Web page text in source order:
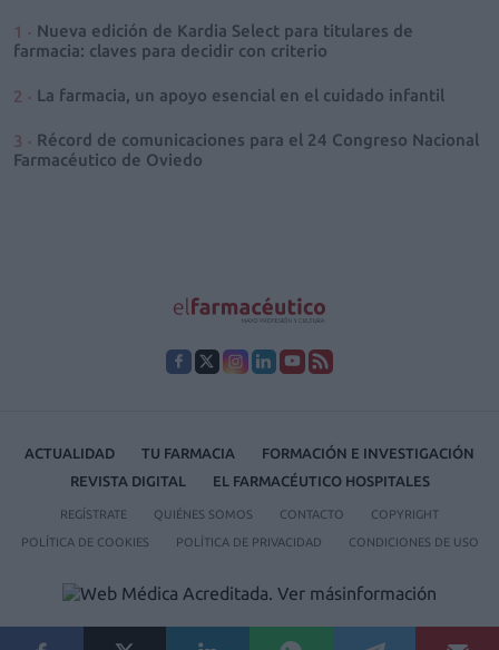
Nueva edición de Kardia Select para titulares de
farmacia: claves para decidir con criterio
La farmacia, un apoyo esencial en el cuidado infantil
Récord de comunicaciones para el 24 Congreso Nacional
Farmacéutico de Oviedo
ACTUALIDAD TU FARMACIA
FORMACIÓN E INVESTIGACIÓN
REVISTA DIGITAL
EL FARMACÉUTICO HOSPITALES
REGÍSTRATE QUIÉNES SOMOS CONTACTO COPYRIGHT
POLÍTICA DE COOKIES POLÍTICA DE PRIVACIDAD CONDICIONES DE USO